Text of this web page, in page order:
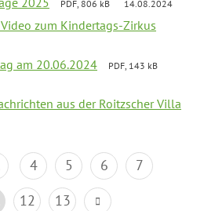
PDF, 806 kB 14.08.2024
zum Kindertags-Zirkus
am 20.06.2024
PDF, 143 kB
aus der Roitzscher Villa
4 5 6
7
12 13